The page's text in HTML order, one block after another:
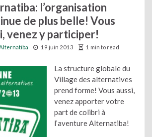
l’organisation
de plus belle! Vous
venez y participer!
19 juin 2013 1 min to read
La structure globale du
Village des alternatives
prend forme! Vous aussi,
venez apporter votre
part de colibri à
l’aventure Alternatiba!